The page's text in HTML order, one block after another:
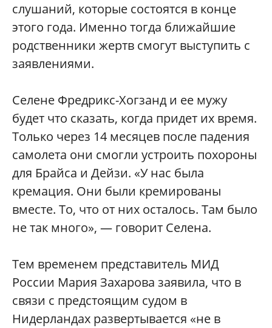
слушаний, которые состоятся в конце
этого года. Именно тогда ближайшие
родственники жертв смогут выступить с
заявлениями.
Селене Фредрикс-Хогзанд и ее мужу
будет что сказать, когда придет их время.
Только через 14 месяцев после падения
самолета они смогли устроить похороны
для Брайса и Дейзи. «У нас была
кремация. Они были кремированы
вместе. То, что от них осталось. Там было
не так много», — говорит Селена.
Тем временем представитель МИД
России Мария Захарова заявила, что в
связи с предстоящим судом в
Нидерландах развертывается «не в